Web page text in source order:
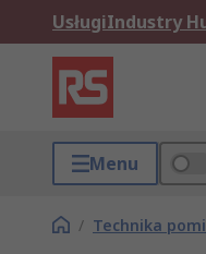
UsługiIndustry
Menu
/ Technika